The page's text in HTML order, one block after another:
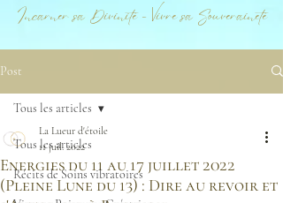
Incarner sa Divinité - Vivre sa Souveraineté
Post
Tous les articles
Récits de Soins vibratoires
Tous les articles
Energies du 11 au 17 juillet 2022
(Pleine Lune du 13) : Dire au revoir et
La Lueur d'étoile
11 juil. 2022